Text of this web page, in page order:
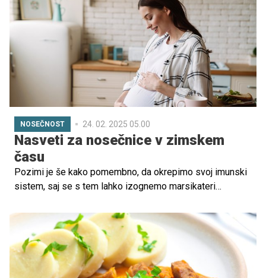
kasneje ločil. Zdaj, več let pozneje, pa je videti, da igralec
kaže željo, da bi znova obudil romanco z Jennifer, vendar
ta ni zainteresirana.
NOSEČNOST 24. 02. 2025 05.00
Nasveti za nosečnice v zimskem
času
Pozimi je še kako pomembno, da okrepimo svoj imunski
sistem, saj se s tem lahko izognemo marsikateri
poskrbeti zase. Včasih so dovolj že manjše spremembe,
s katerimi lahko v resnici naredimo ogromno razliko med
prej in potem. Za vas smo pripravili nekaj preprostih
nasvetov, ki vam lahko služijo kot odlična popotnica za
boljšo formo, tudi v hladnejšem delu leta.